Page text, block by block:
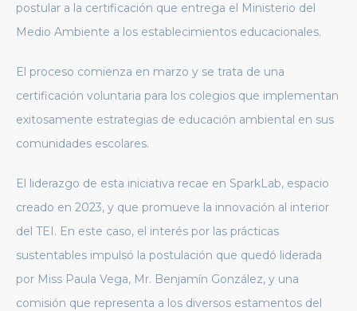
postular a la certificación que entrega el Ministerio del
Medio Ambiente a los establecimientos educacionales.
El proceso comienza en marzo y se trata de una
certificación voluntaria para los colegios que implementan
exitosamente estrategias de educación ambiental en sus
comunidades escolares.
El liderazgo de esta iniciativa recae en SparkLab, espacio
creado en 2023, y que promueve la innovación al interior
del TEI. En este caso, el interés por las prácticas
sustentables impulsó la postulación que quedó liderada
por Miss Paula Vega, Mr. Benjamín González, y una
comisión que representa a los diversos estamentos del